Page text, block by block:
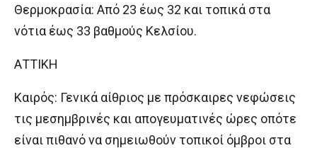
Θερμοκρασία: Από 23 έως 32 και τοπικά στα
νότια έως 33 βαθμούς Κελσίου.
ΑΤΤΙΚΗ
Καιρός: Γενικά αίθριος με πρόσκαιρες νεφώσεις
τις μεσημβρινές και απογευματινές ώρες οπότε
είναι πιθανό να σημειωθούν τοπικοί όμβροι στα